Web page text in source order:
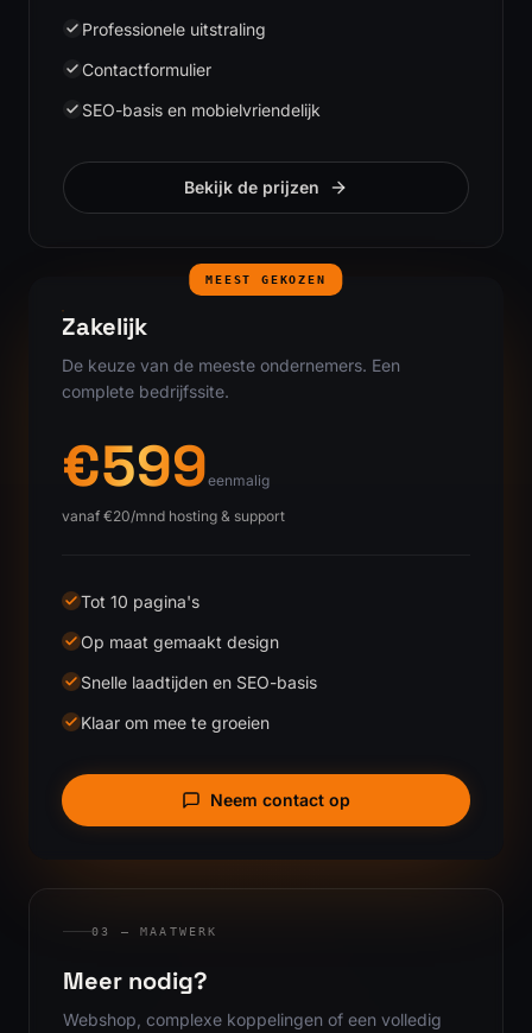
Professionele uitstraling
Contactformulier
SEO-basis en mobielvriendelijk
Bekijk de prijzen
MEEST GEKOZEN
Zakelijk
De keuze van de meeste ondernemers. Een
complete bedrijfssite.
€599eenmalig
vanaf €20/mnd hosting & support
Tot 10 pagina's
Op maat gemaakt design
Snelle laadtijden en SEO-basis
Klaar om mee te groeien
Neem contact op
03 — MAATWERK
Meer nodig?
Webshop, complexe koppelingen of een volledig